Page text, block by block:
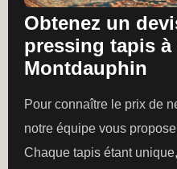
Obtenez un
pressing tapis
Montdauphin
Pour connaître le prix de
notre équipe vous
Chaque tapis étant